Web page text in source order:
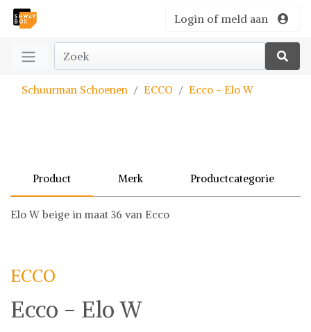
Login of meld aan
Schuurman Schoenen ECCO Ecco - Elo W
Product Merk Productcategorie
Elo W beige in maat 36 van Ecco
ECCO
Ecco - Elo W